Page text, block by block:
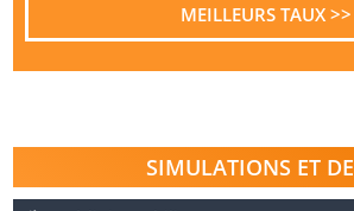
MEILLEURS TAUX >>
SIMULATIONS ET